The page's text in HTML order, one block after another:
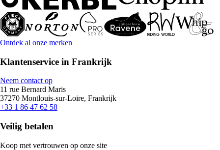
Ontdek al onze merken
Klantenservice in Frankrijk
Neem contact op
11 rue Bernard Maris
37270 Montlouis-sur-Loire, Frankrijk
+33 1 86 47 62 58
Veilig betalen
Koop met vertrouwen op onze site